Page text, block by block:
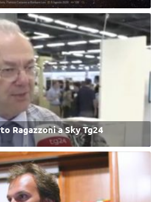
Ragazzoni a Sky Tg24